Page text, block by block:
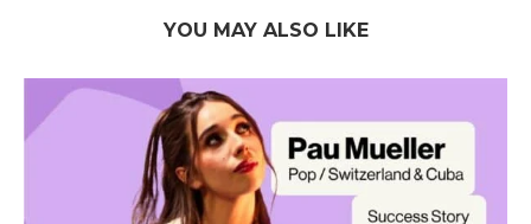
YOU MAY ALSO LIKE